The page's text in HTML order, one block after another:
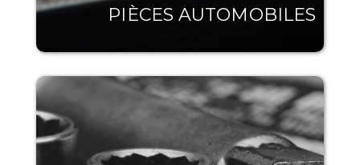
PIÈCES AUTOMOBILES